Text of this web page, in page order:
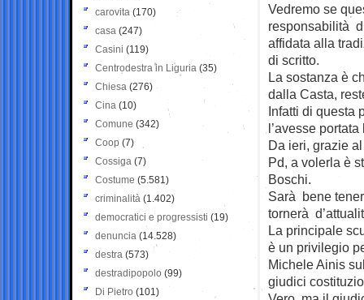
Vedremo se
responsabilità
affidata alla
di scritto.
La sostanza è
dalla Casta,
Infatti di questa
l’avesse
Da ieri, grazie
Pd, a volerla è
Boschi.
Sarà bene
tornerà
La principale
è un privilegio
Michele Ainis
giudici
carovita (170)
casa (247)
Casini (119)
Centrodestra in Liguria (35)
Chiesa (276)
Cina (10)
Comune (342)
Coop (7)
Cossiga (7)
Costume (5.581)
criminalità (1.402)
democratici e progressisti (19)
denuncia (14.528)
destra (573)
destradipopolo (99)
Di Pietro (101)